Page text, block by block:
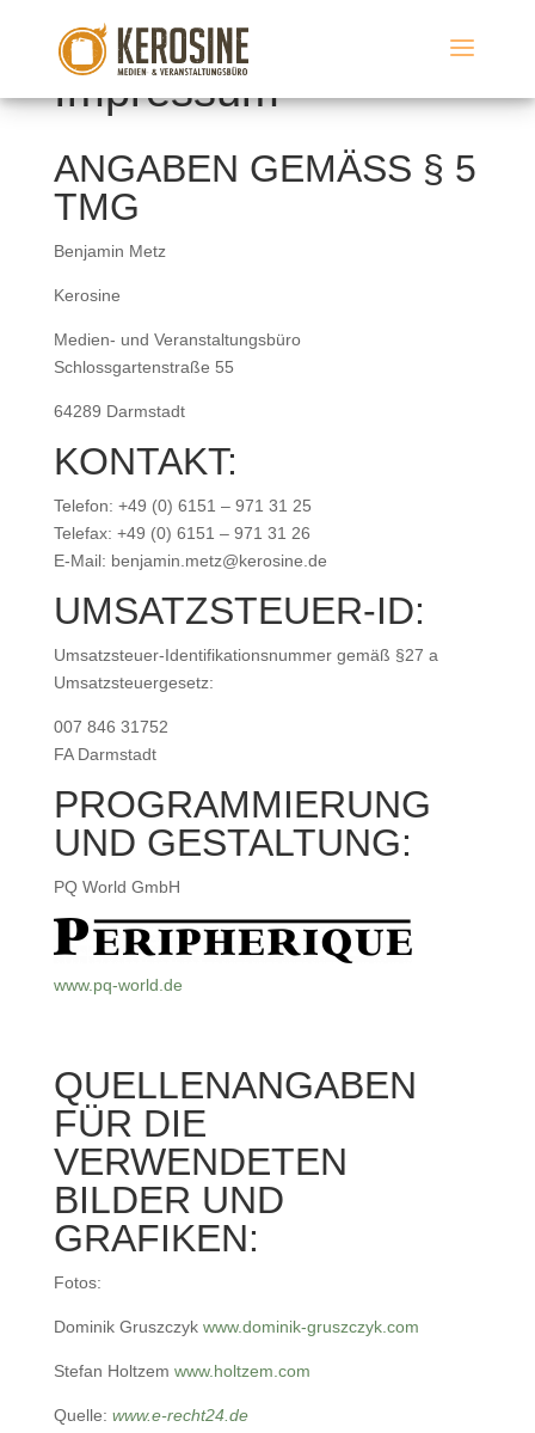
Impressum
ANGABEN GEMÄSS § 5
TMG
Benjamin Metz
Kerosine
Medien- und Veranstaltungsbüro
Schlossgartenstraße 55
64289 Darmstadt
KONTAKT:
Telefon: +49 (0) 6151 – 971 31 25
Telefax: +49 (0) 6151 – 971 31 26
E-Mail: benjamin.metz@kerosine.de
UMSATZSTEUER-ID:
Umsatzsteuer-Identifikationsnummer gemäß §27 a
Umsatzsteuergesetz:
007 846 31752
FA Darmstadt
PROGRAMMIERUNG
UND GESTALTUNG:
PQ World GmbH
www.pq-world.de
QUELLENANGABEN
FÜR DIE
VERWENDETEN
BILDER UND
GRAFIKEN:
Fotos:
Dominik Gruszczyk www.dominik-gruszczyk.com
Stefan Holtzem www.holtzem.com
Quelle: www.e-recht24.de